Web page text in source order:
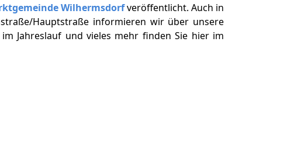
Wilhermsdorfveröffentlicht. Auch in
Hauptstraße informieren wir über unsere
Jahreslauf und vieles mehr finden Sie hier im